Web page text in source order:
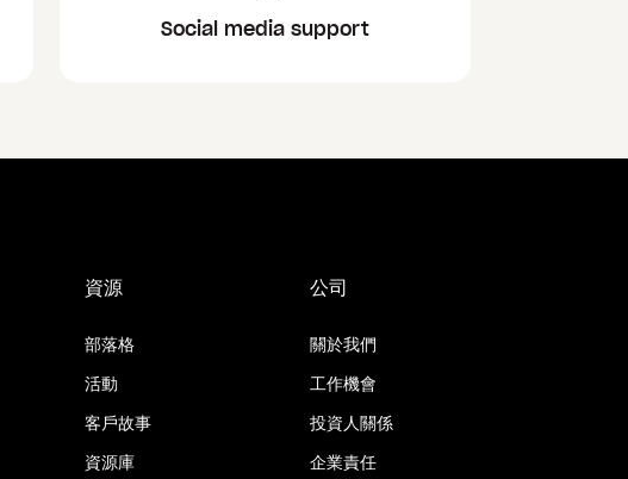
Social media support
資源
部落格
活動
客戶故事
資源庫
公司
關於我們
工作機會
投資人關係
企業責任